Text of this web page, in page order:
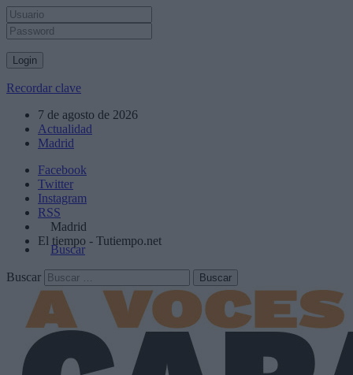
Recordar clave
7 de agosto de 2026
Actualidad
Madrid
Facebook
Twitter
Instagram
RSS
Madrid
El tiempo - Tutiempo.net
Buscar
Buscar